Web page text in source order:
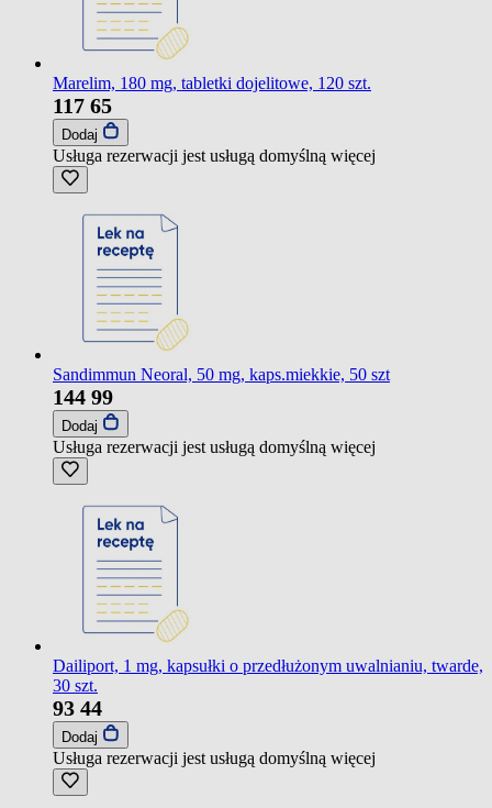
Marelim, 180 mg, tabletki dojelitowe, 120 szt.
117 65
Dodaj
Usługa rezerwacji jest usługą domyślną więcej
Sandimmun Neoral, 50 mg, kaps.miekkie, 50 szt
144 99
Dodaj
Usługa rezerwacji jest usługą domyślną więcej
Dailiport, 1 mg, kapsułki o przedłużonym uwalnianiu, twarde,
30 szt.
93 44
Dodaj
Usługa rezerwacji jest usługą domyślną więcej